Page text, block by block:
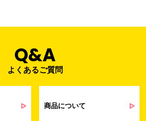
個人情報の利用目的
当社通信販売における受発注業務のため
事業活動における満足度、要望等に関す
るアンケート等の収集・分析・統計のため
せ業務に関するお取引先様との業務連絡や
Q&A
よくあるご質問
商品について